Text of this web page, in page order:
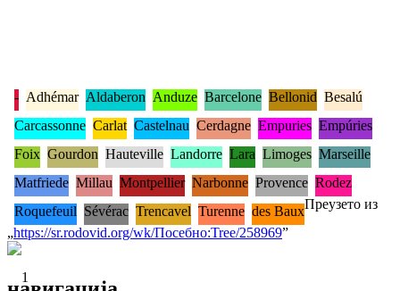
1
- Adhémar Aldaberon Anduze Barcelone Bellonid Besalú
Carcassonne Carlat Castelnau Cerdagne Empuries Empúries
Foix Gourdon Hauteville Landorre Lara Limoges Marseille
Matfriede Millau Montpellier Narbonne Provence Rodez
Roquefeuil Sévérac Trencavel Turenne des BauxПреузето из
„https://sr.rodovid.org/wk/Посебно:Tree/258969”